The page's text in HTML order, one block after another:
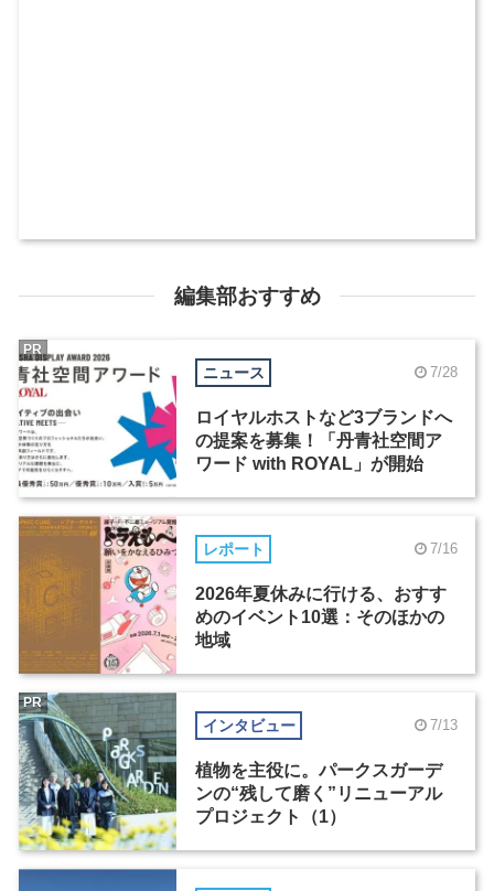
編集部おすすめ
ニュース 7/28
ロイヤルホストなど3ブランドへ
の提案を募集！「丹青社空間ア
ワード with ROYAL」が開始
PR
レポート 7/16
2026年夏休みに行ける、おすす
めのイベント10選：そのほかの
地域
インタビュー 7/13
植物を主役に。パークスガーデ
ンの“残して磨く”リニューアル
プロジェクト（1）
PR